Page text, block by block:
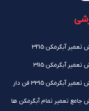
آبگرمکن 3215
آبگرمکن 3115
آبگرمکن 3315 فن دار
جامع تعمیر تمام آبگرمکن ها